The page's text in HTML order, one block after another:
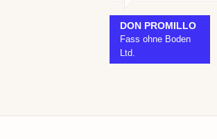
DON PROMILLO
Fass ohne Boden
Ltd.